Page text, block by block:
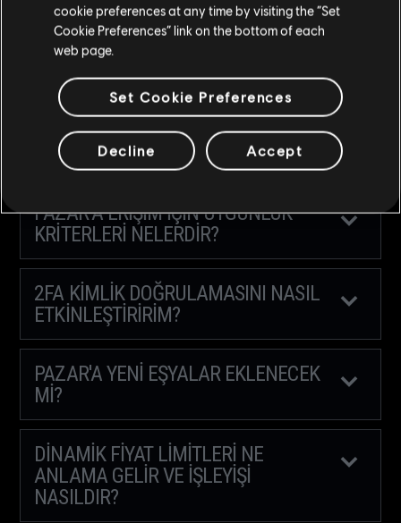
PAZAR INTERNET SITESINDE BIR
HATAYLA KARŞILAŞIRSAM NE
YAPMALIYIM?
İŞLEM SIRASINDA BIR SORUN
YAŞARSAM NE YAPMALIYIM?
PAZAR’A ERIŞIM IÇIN UYGUNLUK
KRITERLERI NELERDIR?
2FA KIMLIK DOĞRULAMASINI NASIL
ETKINLEŞTIRIRIM?
PAZAR'A YENI EŞYALAR EKLENECEK
MI?
DINAMIK FIYAT LIMITLERI NE
ANLAMA GELIR VE IŞLEYIŞI
NASILDIR?
cookie preferences at any time by visiting the “Set
Cookie Preferences” link on the bottom of each
web page.
Set Cookie Preferences
Decline Accept